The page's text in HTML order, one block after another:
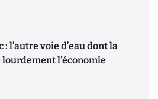
: l’autre voie d’eau dont la
l’économie